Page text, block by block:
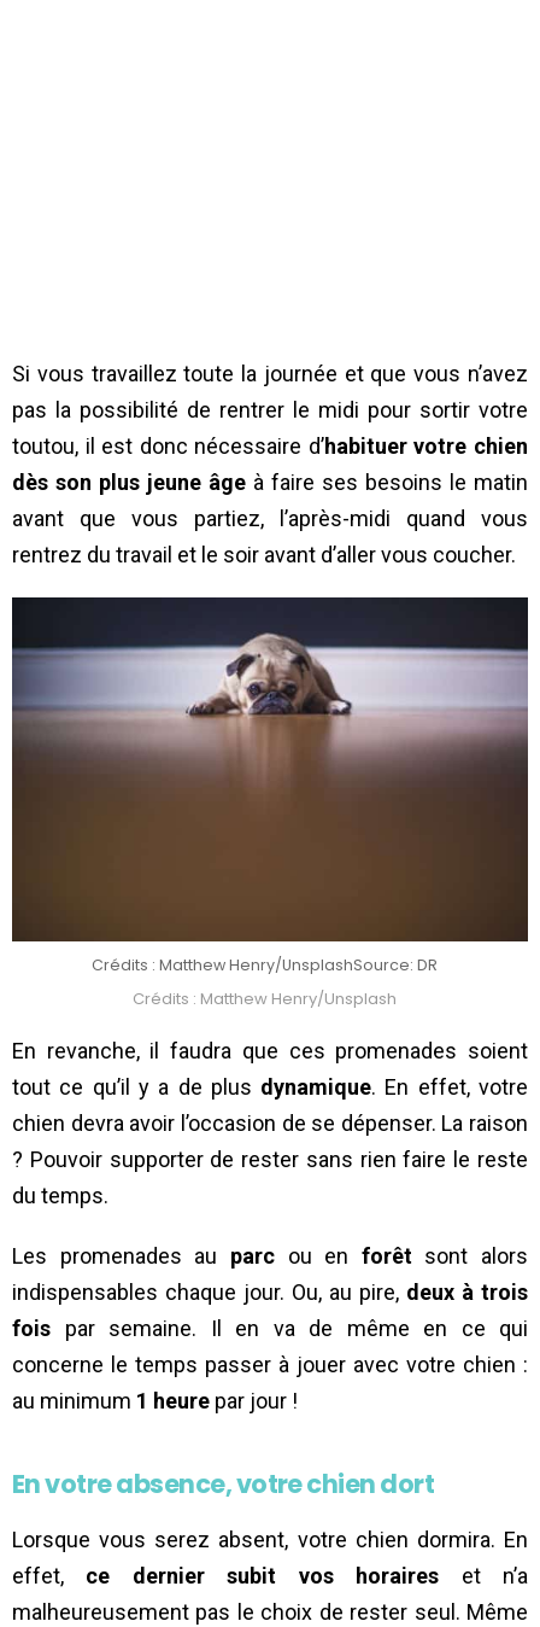
Si vous travaillez toute la journée et que vous n’avez
pas la possibilité de rentrer le midi pour sortir votre
toutou, il est donc nécessaire d’habituer votre chien
dès son plus jeune âge à faire ses besoins le matin
avant que vous partiez, l’après-midi quand vous
rentrez du travail et le soir avant d’aller vous coucher.
Crédits : Matthew Henry/UnsplashSource: DR
Crédits : Matthew Henry/Unsplash
En revanche, il faudra que ces promenades soient
tout ce qu’il y a de plus dynamique. En effet, votre
chien devra avoir l’occasion de se dépenser. La raison
? Pouvoir supporter de rester sans rien faire le reste
du temps.
Les promenades au parcou en forêtsont alors
indispensables chaque jour. Ou, au pire, deux à trois
fois par semaine. Il en va de même en ce qui
concerne le temps passer à jouer avec votre chien :
au minimum 1 heure par jour !
En votre absence, votre chien dort
Lorsque vous serez absent, votre chien dormira. En
effet, ce dernier subit vos horaires et n’a
malheureusement pas le choix de rester seul. Même